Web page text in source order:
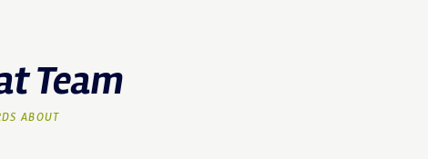
Team
ABOUT